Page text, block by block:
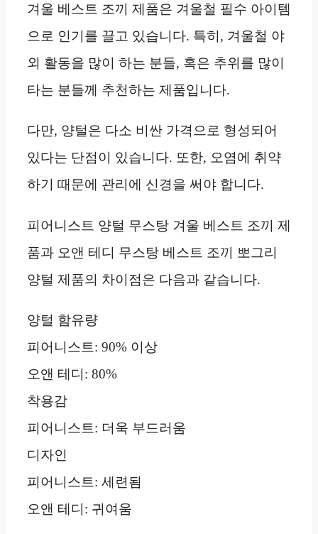
겨울 베스트 조끼 제품은 겨울철 필수 아이템
으로 인기를 끌고 있습니다. 특히, 겨울철 야
외 활동을 많이 하는 분들, 혹은 추위를 많이
타는 분들께 추천하는 제품입니다.
다만, 양털은 다소 비싼 가격으로 형성되어
있다는 단점이 있습니다. 또한, 오염에 취약
하기 때문에 관리에 신경을 써야 합니다.
피어니스트 양털 무스탕 겨울 베스트 조끼 제
품과 오앤 테디 무스탕 베스트 조끼 뽀그리
양털 제품의 차이점은 다음과 같습니다.
양털 함유량
피어니스트: 90% 이상
오앤 테디: 80%
착용감
피어니스트: 더욱 부드러움
디자인
피어니스트: 세련됨
오앤 테디: 귀여움